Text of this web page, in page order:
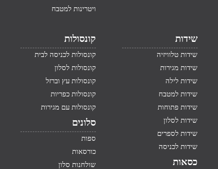
ויטרינות למטבח
שידות
שידות טלוויזיה
שידות מגירות
שידות לילה
שידות למטבח
שידות פתוחות
שידות לסלון
שידות לספרים
שידות לכניסה
כסאות
קונסולות
קונסולות לכניסה לבית
קונסולות לסלון
קונסולות עץ וברזל
קונסולות כפריות
קונסולות עם מגירות
סלונים
ספות
כורסאות
שולחנות סלון